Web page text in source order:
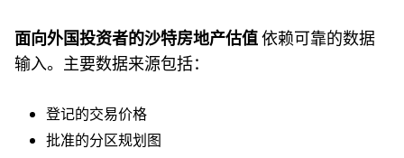
面向外国投资者的沙特房地产估值依赖可靠的数据
输入。主要数据来源包括：
登记的交易价格
批准的分区规划图